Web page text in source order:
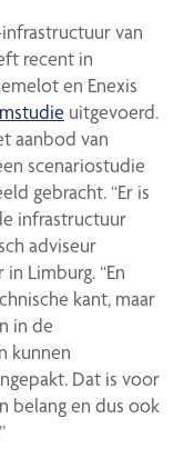
van
recent in
en Enexis
uitgevoerd.
aanbod van
scenariostudie
gebracht. “Er is
infrastructuur
adviseur
Limburg. “En
kant, maar
in de
kunnen
Dat is voor
belang en dus ook